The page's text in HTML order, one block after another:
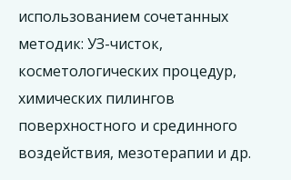
использованием сочетанных
методик: УЗ-чисток,
косметологических процедур,
химических пилингов
поверхностного и срединного
воздействия, мезотерапии и др.